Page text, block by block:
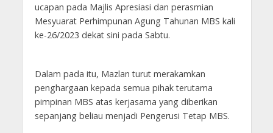
ucapan pada Majlis Apresiasi dan perasmian
Mesyuarat Perhimpunan Agung Tahunan MBS kali
ke-26/2023 dekat sini pada Sabtu.
Dalam pada itu, Mazlan turut merakamkan
penghargaan kepada semua pihak terutama
pimpinan MBS atas kerjasama yang diberikan
sepanjang beliau menjadi Pengerusi Tetap MBS.